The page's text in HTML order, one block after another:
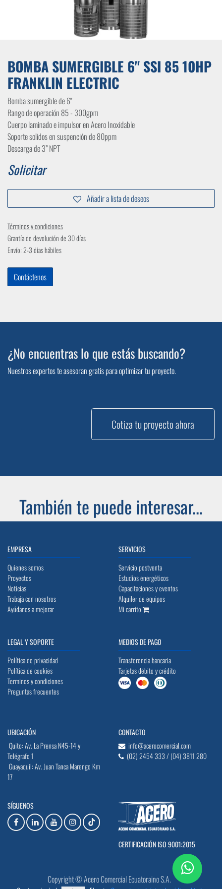
BOMBA SUMERGIBLE 6" SSI 85 10HP
FRANKLIN ELECTRIC
Bomba sumergible de 6"
Rango de operación 85 - 300gpm
Cuerpo laminado e impulsor en Acero Inoxidable
Soporte solidos en suspención de 80ppm
Descarga de 3” NPT
Solicitar
Añadir a lista de deseos
Términos y condiciones
Grantía de devolución de 30 días
Envío: 2-3 días hábiles
Contáctenos
¿No encuentras lo que estás buscando?
Nuestros expertos te asesoran gratis para optimizar tu proyecto.
Cotiza tu proyecto ahora
También te puede interesar...
EMPRESA
Quienes somos
Proyectos
Noticias
Trabaja con nosotros
Ayúdanos a mejorar
SERVICIOS
Servicio postventa
Estudios energéticos
Capacitaciones y eventos
Alquiler de equipos
Mi carrito
LEGAL Y SOPORTE
Política de privacidad
Política de cookies
Terminos y condiciones
Preguntas frecuentes
MEDIOS DE PAGO
Transferencia bancaria
Tarjetas débito y crédito
UBICACIÓN
Quito: Av. La Prensa N45-14 y
Telégrafo 1
Guayaquil: Av. Juan Tanca Marengo Km
17
CONTACTO
info@acerocomercial.com
(02) 2454 333 / (04) 3811 280
SÍGUENOS
CERTIFICACIÓN ISO 9001:2015
Copyright © Acero Comercial Ecuatoraino S.A.